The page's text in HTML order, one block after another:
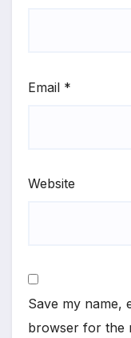
Email *
Website
Save my name,
browser for the